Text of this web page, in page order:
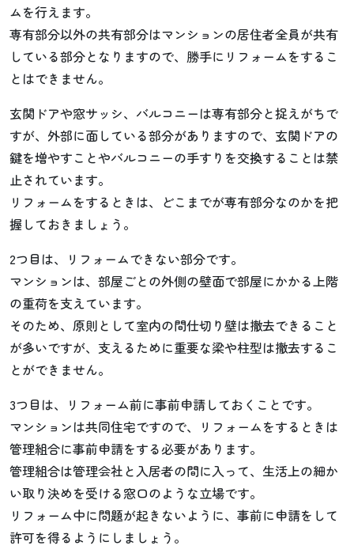
ムを行えます。
専有部分以外の共有部分はマンションの居住者全員が共有
している部分となりますので、勝手にリフォームをするこ
とはできません。
玄関ドアや窓サッシ、バルコニーは専有部分と捉えがちで
すが、外部に面している部分がありますので、玄関ドアの
鍵を増やすことやバルコニーの手すりを交換することは禁
止されています。
リフォームをするときは、どこまでが専有部分なのかを把
握しておきましょう。
2つ目は、リフォームできない部分です。
マンションは、部屋ごとの外側の壁面で部屋にかかる上階
の重荷を支えています。
そのため、原則として室内の間仕切り壁は撤去できること
が多いですが、支えるために重要な梁や柱型は撤去するこ
とができません。
3つ目は、リフォーム前に事前申請しておくことです。
マンションは共同住宅ですので、リフォームをするときは
管理組合に事前申請をする必要があります。
管理組合は管理会社と入居者の間に入って、生活上の細か
い取り決めを受ける窓口のような立場です。
リフォーム中に問題が起きないように、事前に申請をして
許可を得るようにしましょう。